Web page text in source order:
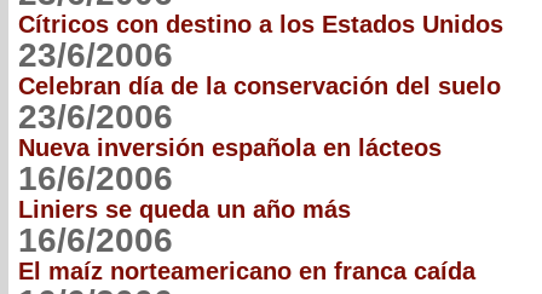
Cítricos con destino a los Estados Unidos
23/6/2006
Celebran día de la conservación del suelo
23/6/2006
Nueva inversión española en lácteos
16/6/2006
Liniers se queda un año más
16/6/2006
El maíz norteamericano en franca caída